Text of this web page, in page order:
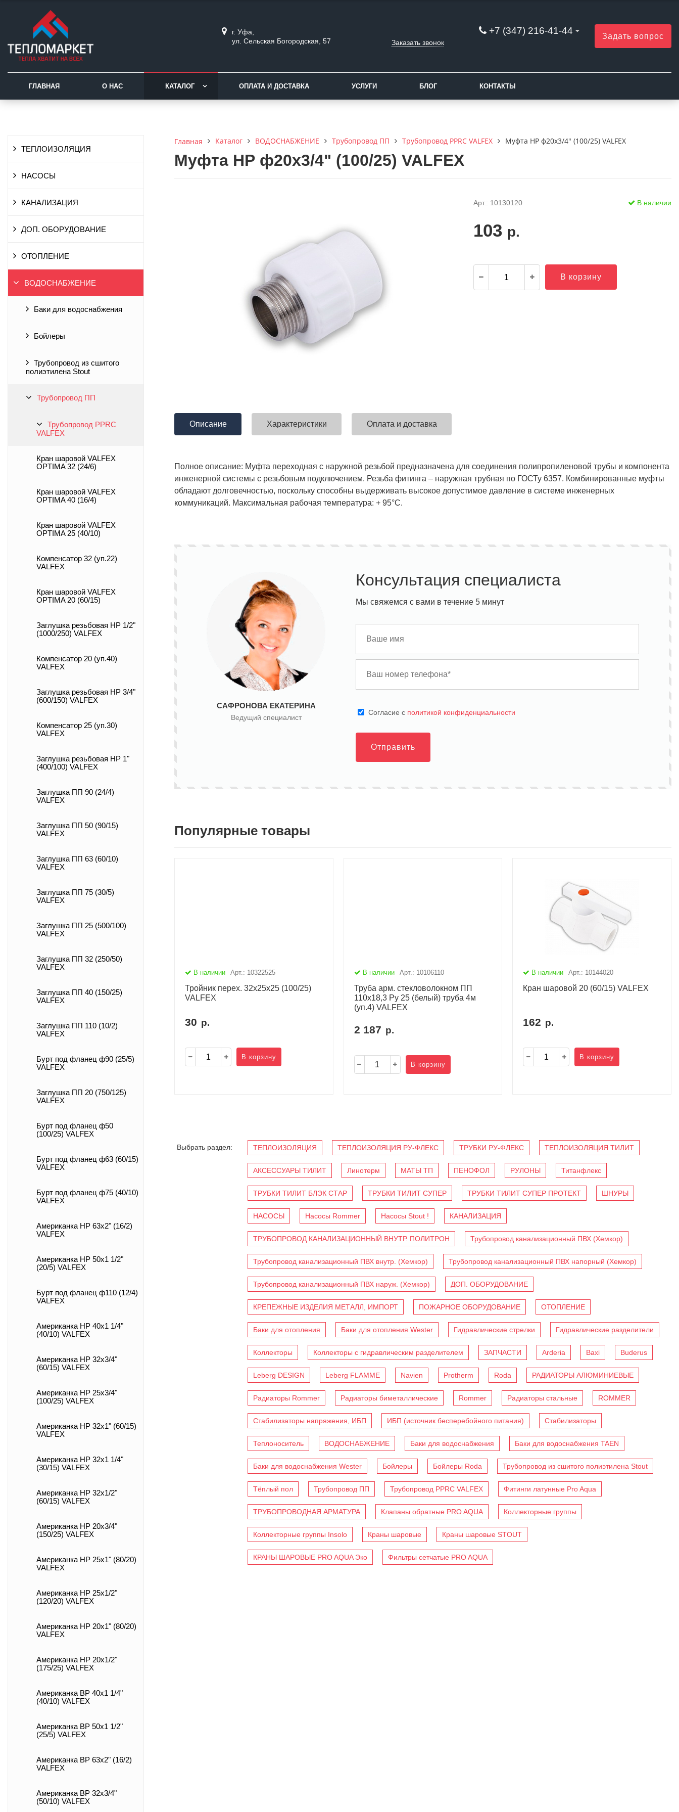
г. Уфа,
ул. Сельская Богородская, 57
+7 (347) 216-41-44
Заказать звонок
Задать вопрос
ГЛАВНАЯ О НАС КАТАЛОГ ОПЛАТА И ДОСТАВКА УСЛУГИ БЛОГ КОНТАКТЫ
ТЕПЛОИЗОЛЯЦИЯ
НАСОСЫ
КАНАЛИЗАЦИЯ
ДОП. ОБОРУДОВАНИЕ
ОТОПЛЕНИЕ
ВОДОСНАБЖЕНИЕ
Баки для водоснабжения
Бойлеры
Трубопровод из сшитого
полиэтилена Stout
Трубопровод ПП
Трубопровод PPRC
VALFEX
Кран шаровой VALFEX
OPTIMA 32 (24/6)
Кран шаровой VALFEX
OPTIMA 40 (16/4)
Кран шаровой VALFEX
OPTIMA 25 (40/10)
Компенсатор 32 (уп.22)
VALFEX
Кран шаровой VALFEX
OPTIMA 20 (60/15)
Заглушка резьбовая НР 1/2"
(1000/250) VALFEX
Компенсатор 20 (уп.40)
VALFEX
Заглушка резьбовая НР 3/4"
(600/150) VALFEX
Компенсатор 25 (уп.30)
VALFEX
Заглушка резьбовая НР 1"
(400/100) VALFEX
Заглушка ПП 90 (24/4)
VALFEX
Заглушка ПП 50 (90/15)
VALFEX
Заглушка ПП 63 (60/10)
VALFEX
Заглушка ПП 75 (30/5)
VALFEX
Заглушка ПП 25 (500/100)
VALFEX
Заглушка ПП 32 (250/50)
VALFEX
Заглушка ПП 40 (150/25)
VALFEX
Заглушка ПП 110 (10/2)
VALFEX
Бурт под фланец ф90 (25/5)
VALFEX
Заглушка ПП 20 (750/125)
VALFEX
Бурт под фланец ф50
(100/25) VALFEX
Бурт под фланец ф63 (60/15)
VALFEX
Бурт под фланец ф75 (40/10)
VALFEX
Американка НР 63х2" (16/2)
VALFEX
Американка НР 50х1 1/2"
(20/5) VALFEX
Бурт под фланец ф110 (12/4)
VALFEX
Американка НР 40х1 1/4"
(40/10) VALFEX
Американка НР 32х3/4"
(60/15) VALFEX
Американка НР 25х3/4"
(100/25) VALFEX
Американка НР 32х1" (60/15)
VALFEX
Американка НР 32х1 1/4"
(30/15) VALFEX
Американка НР 32х1/2"
(60/15) VALFEX
Американка НР 20х3/4"
(150/25) VALFEX
Американка НР 25х1" (80/20)
VALFEX
Американка НР 25х1/2"
(120/20) VALFEX
Американка НР 20х1" (80/20)
VALFEX
Американка НР 20х1/2"
(175/25) VALFEX
Американка ВР 40х1 1/4"
(40/10) VALFEX
Американка ВР 50х1 1/2"
(25/5) VALFEX
Американка ВР 63х2" (16/2)
VALFEX
Американка ВР 32х3/4"
(50/10) VALFEX
Главная Каталог ВОДОСНАБЖЕНИЕ Трубопровод ПП Трубопровод PPRC VALFEX Муфта НР ф20х3/4" (100/25) VALFEX
Муфта НР ф20х3/4" (100/25) VALFEX
Арт.: 10130120 В наличии
103 р.
В корзину
Описание Характеристики Оплата и доставка
Полное описание: Муфта переходная с наружной резьбой предназначена для соединения полипропиленовой трубы и компонента
инженерной системы с резьбовым подключением. Резьба фитинга – наружная трубная по ГОСТу 6357. Комбинированные муфты
обладают долговечностью, поскольку способны выдерживать высокое допустимое давление в системе инженерных
коммуникаций. Максимальная рабочая температура: + 95°С.
САФРОНОВА ЕКАТЕРИНА
Ведущий специалист
Консультация специалиста
Мы свяжемся с вами в течение 5 минут
Cогласие с политикой конфиденциальности
Отправить
Популярные товары
В наличии Арт.: 10322525
Тройник перех. 32х25х25 (100/25)
VALFEX
30 р.
В корзину
В наличии Арт.: 10106110
Труба арм. стекловолокном ПП
110х18,3 Ру 25 (белый) труба 4м
(уп.4) VALFEX
2 187 р.
В корзину
В наличии Арт.: 10144020
Кран шаровой 20 (60/15) VALFEX
162 р.
В корзину
Выбрать раздел: ТЕПЛОИЗОЛЯЦИЯ ТЕПЛОИЗОЛЯЦИЯ РУ-ФЛЕКС ТРУБКИ РУ-ФЛЕКС ТЕПЛОИЗОЛЯЦИЯ ТИЛИТ
АКСЕССУАРЫ ТИЛИТ Линотерм МАТЫ ТП ПЕНОФОЛ РУЛОНЫ Титанфлекс
ТРУБКИ ТИЛИТ БЛЭК СТАР ТРУБКИ ТИЛИТ СУПЕР ТРУБКИ ТИЛИТ СУПЕР ПРОТЕКТ ШНУРЫ
НАСОСЫ Насосы Rommer Насосы Stout ! КАНАЛИЗАЦИЯ
ТРУБОПРОВОД КАНАЛИЗАЦИОННЫЙ ВНУТР. ПОЛИТРОН Трубопровод канализационный ПВХ (Хемкор)
Трубопровод канализационный ПВХ внутр. (Хемкор) Трубопровод канализационный ПВХ напорный (Хемкор)
Трубопровод канализационный ПВХ наруж. (Хемкор) ДОП. ОБОРУДОВАНИЕ
КРЕПЕЖНЫЕ ИЗДЕЛИЯ МЕТАЛЛ, ИМПОРТ ПОЖАРНОЕ ОБОРУДОВАНИЕ ОТОПЛЕНИЕ
Баки для отопления Баки для отопления Wester Гидравлические стрелки Гидравлические разделители
Коллекторы Коллекторы с гидравлическим разделителем ЗАПЧАСТИ Arderia Baxi Buderus
Leberg DESIGN Leberg FLAMME Navien Protherm Roda РАДИАТОРЫ АЛЮМИНИЕВЫЕ
Радиаторы Rommer Радиаторы биметаллические Rommer Радиаторы стальные ROMMER
Стабилизаторы напряжения, ИБП ИБП (источник бесперебойного питания) Стабилизаторы
Теплоноситель ВОДОСНАБЖЕНИЕ Баки для водоснабжения Баки для водоснабжения TAEN
Баки для водоснабжения Wester Бойлеры Бойлеры Roda Трубопровод из сшитого полиэтилена Stout
Тёплый пол Трубопровод ПП Трубопровод PPRC VALFEX Фитинги латунные Pro Aqua
ТРУБОПРОВОДНАЯ АРМАТУРА Клапаны обратные PRO AQUA Коллекторные группы
Коллекторные группы Insolo Краны шаровые Краны шаровые STOUT
КРАНЫ ШАРОВЫЕ PRO AQUA Эко Фильтры сетчатые PRO AQUA